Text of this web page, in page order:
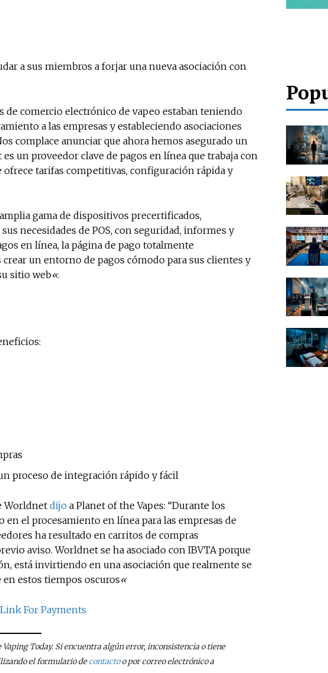
a sus miembros a forjar una nueva asociación con
de comercio electrónico de vapeo estaban teniendo
a las empresas y estableciendo asociaciones
complace anunciar que ahora hemos asegurado un
es un proveedor clave de pagos en línea que trabaja con
ofrece tarifas competitivas, configuración rápida y
gama de dispositivos precertificados,
necesidades de POS, con seguridad, informes y
en línea, la página de pago totalmente
un entorno de pagos cómodo para sus clientes y
sitio web«.
proceso de integración rápido y fácil
Worldnet dijo a Planet of the Vapes: “Durante los
el procesamiento en línea para las empresas de
ha resultado en carritos de compras
aviso. Worldnet se ha asociado con IBVTA porque
está invirtiendo en una asociación que realmente se
estos tiempos oscuros«
For Payments
Today. Si encuentra algún error, inconsistencia o tiene
el formulario decontactoo por correo electrónico a